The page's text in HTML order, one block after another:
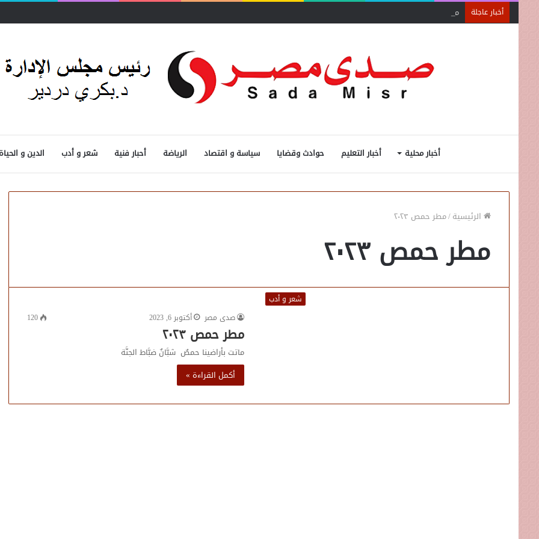
أخبار عاجلة محاضرة مفتي الجمهورية «مسك ختام» فعاليات الفوج الأول
أخبار محلية أخبار التعليم حوادث وقضايا سياسة و اقتصاد الرياضة أحبار فنية شعر و أدب الدين و الحياة
الرئيسية/مطر حمص ٢٠٢٣
مطر حمص ٢٠٢٣
شعر و أدب
صدى مصر
أكتوبر 6, 2023 120
مطر حمص ٢٠٢٣
ماتت بأراضينا حمصٌ شبَّانٌ ضبَّاط الجنَّة
أكمل القراءة »